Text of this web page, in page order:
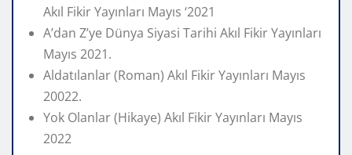
Akıl Fikir Yayınları Mayıs ‘2021
A’dan Z’ye Dünya Siyasi Tarihi Akıl Fikir Yayınları
Mayıs 2021.
Aldatılanlar (Roman) Akıl Fikir Yayınları Mayıs
20022.
Yok Olanlar (Hikaye) Akıl Fikir Yayınları Mayıs
2022